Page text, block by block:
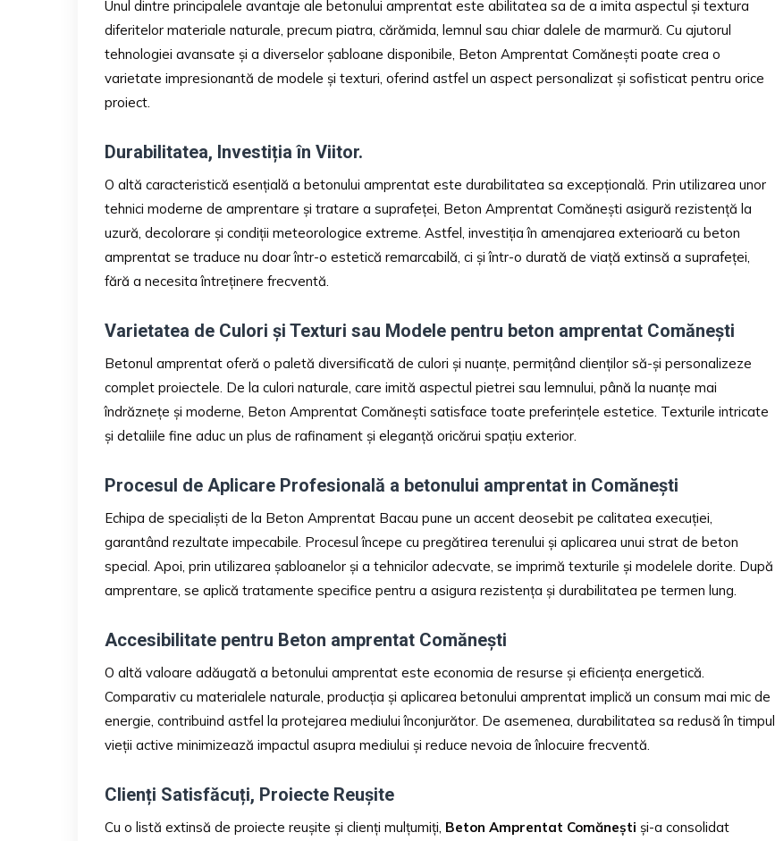
Unul dintre principalele avantaje ale betonului amprentat este abilitatea sa de a imita aspectul și textura
diferitelor materiale naturale, precum piatra, cărămida, lemnul sau chiar dalele de marmură. Cu ajutorul
tehnologiei avansate și a diverselor șabloane disponibile, Beton Amprentat Comănești poate crea o
varietate impresionantă de modele și texturi, oferind astfel un aspect personalizat și sofisticat pentru orice
proiect.
Durabilitatea, Investiția în Viitor.
O altă caracteristică esențială a betonului amprentat este durabilitatea sa excepțională. Prin utilizarea unor
tehnici moderne de amprentare și tratare a suprafeței, Beton Amprentat Comănești asigură rezistență la
uzură, decolorare și condiții meteorologice extreme. Astfel, investiția în amenajarea exterioară cu beton
amprentat se traduce nu doar într-o estetică remarcabilă, ci și într-o durată de viață extinsă a suprafeței,
fără a necesita întreținere frecventă.
Varietatea de Culori și Texturi sau Modele pentru beton amprentat Comănești
Betonul amprentat oferă o paletă diversificată de culori și nuanțe, permițând clienților să-și personalizeze
complet proiectele. De la culori naturale, care imită aspectul pietrei sau lemnului, până la nuanțe mai
îndrăznețe și moderne, Beton Amprentat Comănești satisface toate preferințele estetice. Texturile intricate
și detaliile fine aduc un plus de rafinament și eleganță oricărui spațiu exterior.
Procesul de Aplicare Profesională a betonului amprentat in Comănești
Echipa de specialiști de la Beton Amprentat Bacau pune un accent deosebit pe calitatea execuției,
garantând rezultate impecabile. Procesul începe cu pregătirea terenului și aplicarea unui strat de beton
special. Apoi, prin utilizarea șabloanelor și a tehnicilor adecvate, se imprimă texturile și modelele dorite. După
amprentare, se aplică tratamente specifice pentru a asigura rezistența și durabilitatea pe termen lung.
Accesibilitate pentru Beton amprentat Comănești
O altă valoare adăugată a betonului amprentat este economia de resurse și eficiența energetică.
Comparativ cu materialele naturale, producția și aplicarea betonului amprentat implică un consum mai mic de
energie, contribuind astfel la protejarea mediului înconjurător. De asemenea, durabilitatea sa redusă în timpul
vieții active minimizează impactul asupra mediului și reduce nevoia de înlocuire frecventă.
Clienți Satisfăcuți, Proiecte Reușite
Cu o listă extinsă de proiecte reușite și clienți mulțumiți, Beton Amprentat Comănești și-a consolidat